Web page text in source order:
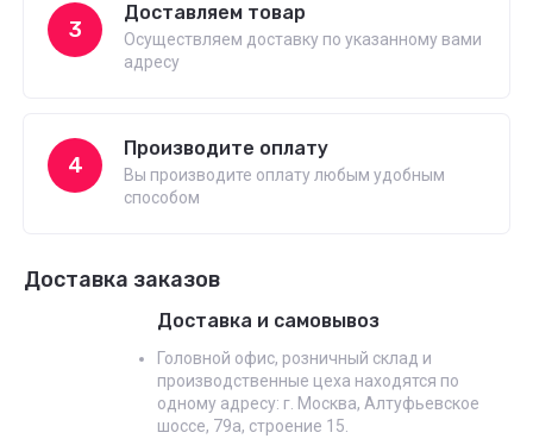
3
Доставляем товар
Осуществляем доставку по указанному вами
адресу
4
Производите оплату
Вы производите оплату любым удобным
способом
Доставка заказов
Доставка и самовывоз
Головной офис, розничный склад и
производственные цеха находятся по
одному адресу: г. Москва, Алтуфьевское
шоссе, 79а, строение 15.